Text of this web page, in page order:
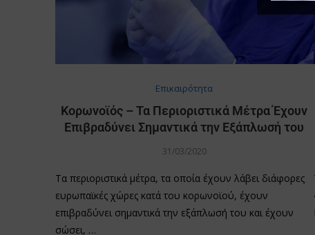
Επικαιρότητα
Κορωνοϊός – Τα Περιοριστικά Μέτρα Έχουν
Επιβραδύνει Σημαντικά την Εξάπλωσή του
31/03/2020
Τα περιοριστικά μέτρα, τα οποία έχουν λάβει διάφορες
ευρωπαϊκές χώρες κατά του κορωνοϊού, έχουν
επιβραδύνει σημαντικά την εξάπλωσή του και έχουν
σώσει, …